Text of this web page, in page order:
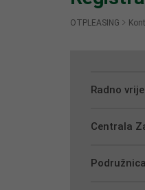
OTPLEASING
Radno
Centrala